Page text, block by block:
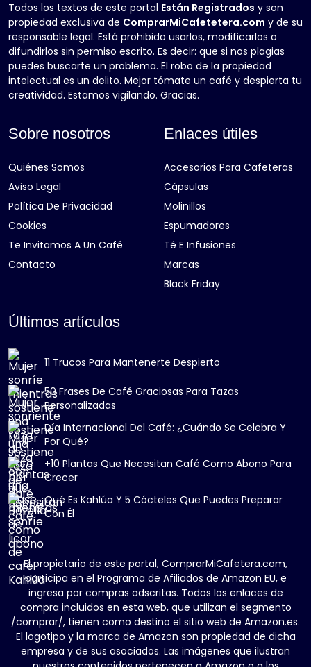
Todos los textos de este portal Están Registrados y son
propiedad exclusiva de ComprarMiCafetetera.com y de su
responsable legal. Está prohibido usarlos, modificarlos o
difundirlos sin permiso escrito. Es decir: que si nos plagias
puedes buscarte un problema. El robo de la propiedad
intelectual es un delito. Mejor tómate un café y despierta tu
creatividad. Estamos vigilando. Gracias.
Sobre nosotros
Quiénes Somos
Aviso Legal
Política De Privacidad
Cookies
Te Invitamos A Un Café
Contacto
Enlaces útiles
Accesorios Para Cafeteras
Cápsulas
Molinillos
Espumadores
Té E Infusiones
Marcas
Black Friday
Últimos artículos
11 Trucos Para Mantenerte Despierto
50 Frases De Café Graciosas Para Tazas
Personalizadas
Día Internacional Del Café: ¿Cuándo Se Celebra Y
Por Qué?
+10 Plantas Que Necesitan Café Como Abono Para
Crecer
Qué Es Kahlúa Y 5 Cócteles Que Puedes Preparar
Con Él
El propietario de este portal, ComprarMiCafetera.com,
participa en el Programa de Afiliados de Amazon EU, e
ingresa por compras adscritas. Todos los enlaces de
compra incluidos en esta web, que utilizan el segmento
/comprar/, tienen como destino el sitio web de Amazon.es.
El logotipo y la marca de Amazon son propiedad de dicha
empresa y de sus asociados. Las imágenes que ilustran